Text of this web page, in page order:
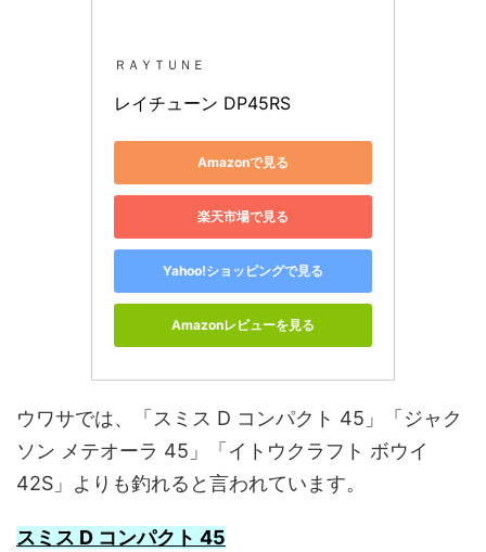
ＲＡＹＴＵＮＥ
レイチューン DP45RS
Amazonで見る
楽天市場で見る
Yahoo!ショッピングで見る
Amazonレビューを見る
ウワサでは、「スミス D コンパクト 45」「ジャク
ソン メテオーラ 45」「イトウクラフト ボウイ
42S」よりも釣れると言われています。
スミス D コンパクト 45